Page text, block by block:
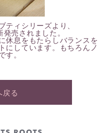
ティシリーズより、
発売されました。
休息をもたらしバランスを
にしています。もちろんノ
す。
戻る